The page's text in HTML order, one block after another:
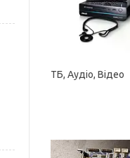
ТБ, Аудіо, Відео